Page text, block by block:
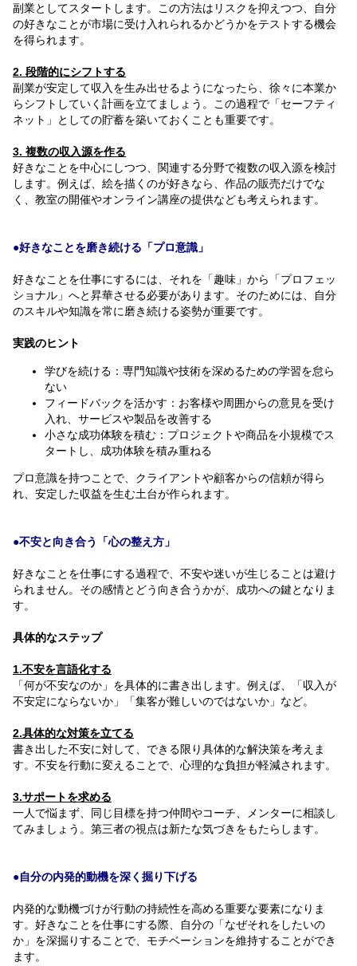
副業としてスタートします。この方法はリスクを抑えつつ、自分
の好きなことが市場に受け入れられるかどうかをテストする機会
を得られます。
2. 段階的にシフトする
副業が安定して収入を生み出せるようになったら、徐々に本業か
らシフトしていく計画を立てましょう。この過程で「セーフティ
ネット」としての貯蓄を築いておくことも重要です。
3. 複数の収入源を作る
好きなことを中心にしつつ、関連する分野で複数の収入源を検討
します。例えば、絵を描くのが好きなら、作品の販売だけでな
く、教室の開催やオンライン講座の提供なども考えられます。
●好きなことを磨き続ける「プロ意識」
好きなことを仕事にするには、それを「趣味」から「プロフェッ
ショナル」へと昇華させる必要があります。そのためには、自分
のスキルや知識を常に磨き続ける姿勢が重要です。
実践のヒント
学びを続ける：専門知識や技術を深めるための学習を怠ら
ない
フィードバックを活かす：お客様や周囲からの意見を受け
入れ、サービスや製品を改善する
小さな成功体験を積む：プロジェクトや商品を小規模でス
タートし、成功体験を積み重ねる
プロ意識を持つことで、クライアントや顧客からの信頼が得ら
れ、安定した収益を生む土台が作られます。
●不安と向き合う「心の整え方」
好きなことを仕事にする過程で、不安や迷いが生じることは避け
られません。その感情とどう向き合うかが、成功への鍵となりま
す。
具体的なステップ
1.不安を言語化する
「何が不安なのか」を具体的に書き出します。例えば、「収入が
不安定にならないか」「集客が難しいのではないか」など。
2.具体的な対策を立てる
書き出した不安に対して、できる限り具体的な解決策を考えま
す。不安を行動に変えることで、心理的な負担が軽減されます。
3.サポートを求める
一人で悩まず、同じ目標を持つ仲間やコーチ、メンターに相談し
てみましょう。第三者の視点は新たな気づきをもたらします。
●自分の内発的動機を深く掘り下げる
内発的な動機づけが行動の持続性を高める重要な要素になりま
す。好きなことを仕事にする際、自分の「なぜそれをしたいの
か」を深掘りすることで、モチベーションを維持することができ
ます。